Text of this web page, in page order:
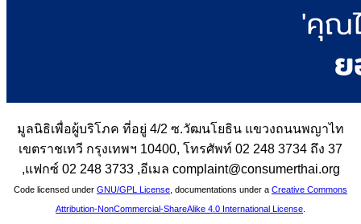
มูลนิธิเพื่อผู้บริโภค ที่อยู่ 4/2 ซ.วัฒนโยธิน แขวงถนนพญาไท
เขตราชเทวี กรุงเทพฯ 10400, โทรศัพท์ 02 248 3734 ถึง 37
,แฟกซ์ 02 248 3733 ,อีเมล complaint@consumerthai.org
Code licensed under GNU/GPL License , documentations under a Creative Commons
Attribution-NonCommercial-ShareAlike 4.0 International License